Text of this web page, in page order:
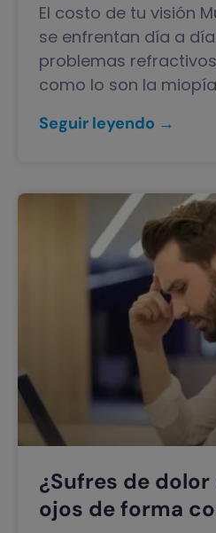
El costo de tu visión
se enfrentan día a
problemas
como lo son la
Seguir leyendo →
¿Sufres de
ojos de forma